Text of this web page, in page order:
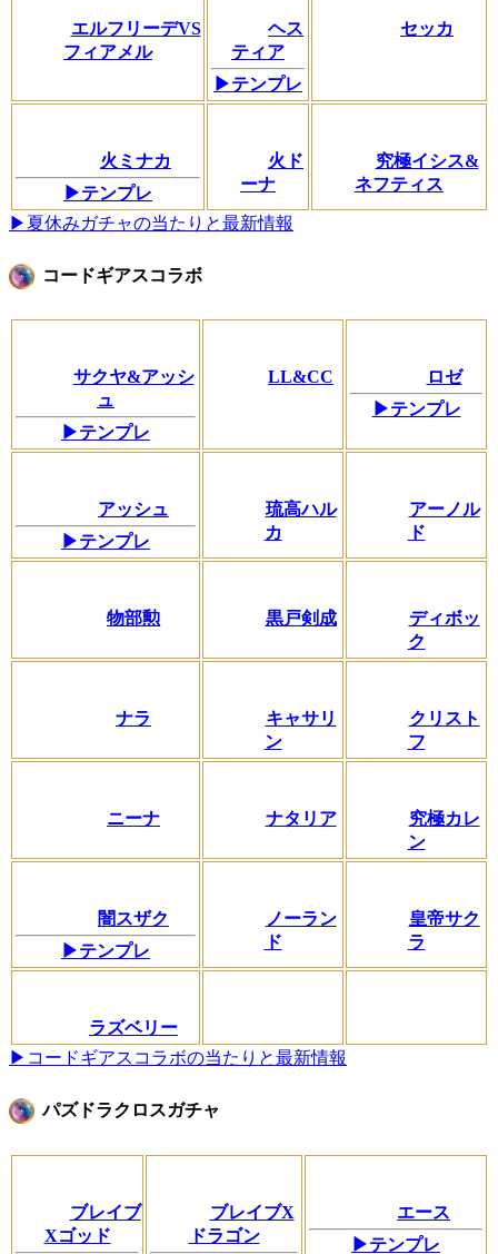
エルフリーデVS
フィアメル
ヘス
ティア
▶テンプレ
セッカ
火ミナカ
▶テンプレ
火ド
ーナ
究極イシス&
ネフティス
▶夏休みガチャの当たりと最新情報
コードギアスコラボ
サクヤ&アッシ
ュ
▶テンプレ
LL&CC
ロゼ
▶テンプレ
アッシュ
▶テンプレ
琉高ハル
カ
アーノル
ド
物部勲 黒戸剣成
ディボッ
ク
ナラ
キャサリ
ン
クリスト
フ
ニーナ ナタリア
究極カレ
ン
闇スザク
▶テンプレ
ノーラン
ド
皇帝サク
ラ
ラズベリー
▶コードギアスコラボの当たりと最新情報
パズドラクロスガチャ
ブレイブ
Xゴッド
ブレイブX
ドラゴン
エース
▶テンプレ